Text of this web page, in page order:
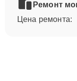
Ремонт
Цена ремонта: